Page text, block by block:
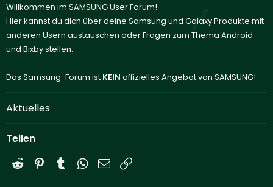
Willkommen im SAMSUNG User Forum!
Hier kannst du dich über deine Samsung und Galaxy Produkte mit
anderen Usern austauschen oder Fragen zum Thema Android
und Bixby stellen.
Das Samsung-Forum ist KEIN offizielles Angebot von SAMSUNG!
Aktuelles
Teilen
Reddit PinterestTumblrWhatsApp
E-Mail